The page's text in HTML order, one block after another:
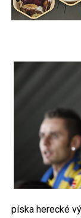
píska herecké